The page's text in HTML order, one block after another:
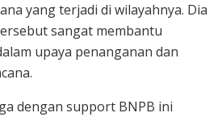
yang terjadi di wilayahnya. Dia
sangat membantu
upaya penanganan dan
dengan support BNPB ini